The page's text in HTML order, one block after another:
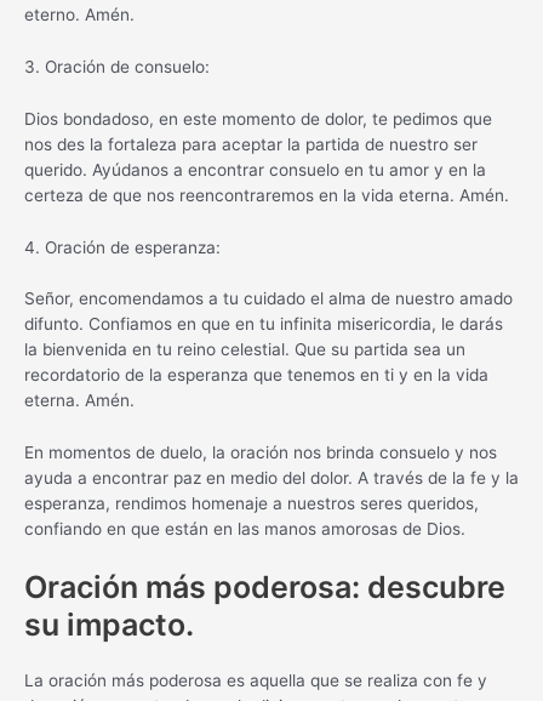
eterno. Amén.
3. Oración de consuelo:
Dios bondadoso, en este momento de dolor, te pedimos que
nos des la fortaleza para aceptar la partida de nuestro ser
querido. Ayúdanos a encontrar consuelo en tu amor y en la
certeza de que nos reencontraremos en la vida eterna. Amén.
4. Oración de esperanza:
Señor, encomendamos a tu cuidado el alma de nuestro amado
difunto. Confiamos en que en tu infinita misericordia, le darás
la bienvenida en tu reino celestial. Que su partida sea un
recordatorio de la esperanza que tenemos en ti y en la vida
eterna. Amén.
En momentos de duelo, la oración nos brinda consuelo y nos
ayuda a encontrar paz en medio del dolor. A través de la fe y la
esperanza, rendimos homenaje a nuestros seres queridos,
confiando en que están en las manos amorosas de Dios.
Oración más poderosa: descubre
su impacto.
La oración más poderosa es aquella que se realiza con fe y